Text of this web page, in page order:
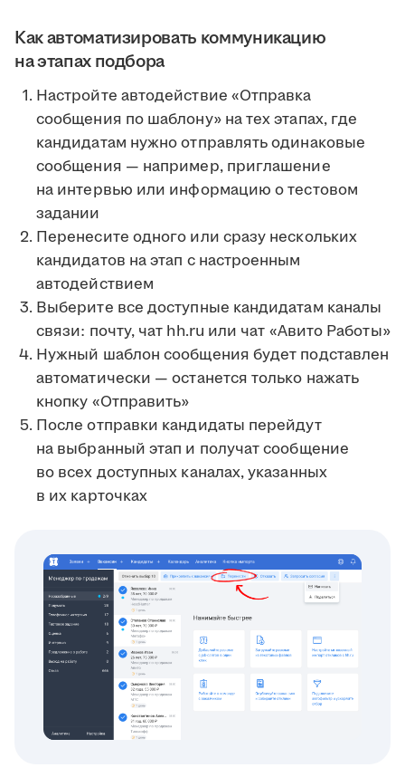
Как автоматизировать коммуникацию
на этапах подбора
Настройте автодействие «Отправка
сообщения по шаблону» на тех этапах, где
кандидатам нужно отправлять одинаковые
сообщения — например, приглашение
на интервью или информацию о тестовом
задании
Перенесите одного или сразу нескольких
кандидатов на этап с настроенным
автодействием
Выберите все доступные кандидатам каналы
связи: почту, чат hh.ru или чат «Авито Работы»
Нужный шаблон сообщения будет подставлен
автоматически — останется только нажать
кнопку «Отправить»
После отправки кандидаты перейдут
на выбранный этап и получат сообщение
во всех доступных каналах, указанных
в их карточках